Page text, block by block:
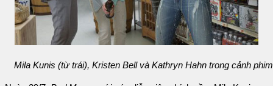
Mila Kunis (từ trái), Kristen Bell và Kathryn Hahn trong cảnh phim